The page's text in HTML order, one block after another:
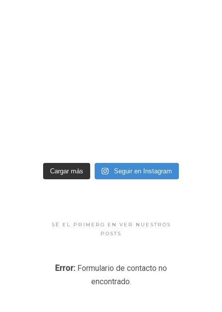
Cargar más Seguir en Instagram
SÉ EL PRIMERO EN VER NUESTROS
POSTS
Error: Formulario de contacto no
encontrado.